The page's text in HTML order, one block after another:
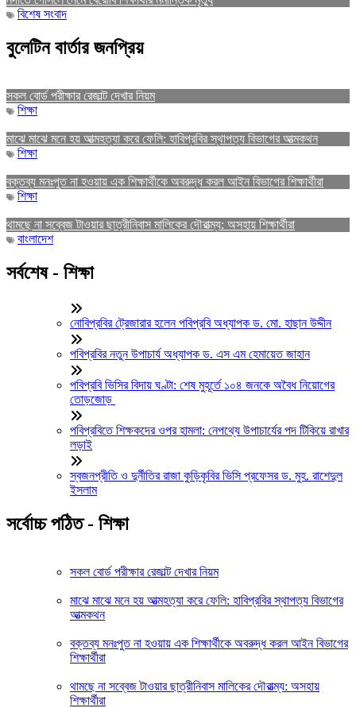
বিশেষ সংবাদ
বুলেটিন বার্তার জনপ্রিয়
সকল বোর্ড পরীক্ষার রেজাল্ট দেখার নিয়ম
শিক্ষা
মাঝে মাঝে মনে হয় আত্মহত্যা করে ফেলি: হাবিপ্রবির স্থাপত্য বিভাগের আত্মকথন
শিক্ষা
বক্তব্য মনঃপুত না হওয়ায় এক শিক্ষার্থীকে অবরুদ্ধ করল আইন বিভাগের শিক্ষার্থীরা
শিক্ষা
থামছে না সব্বেজ টাওয়ার ছাত্রীনিবাস মালিকের দৌরাত্ম্য: অসহায় শিক্ষার্থীরা
বাংলাদেশ
সর্বশেষ - শিক্ষা
নোবিপ্রবির ট্রেজারার হলেন পবিপ্রবি অধ্যাপক ড. মো. হাছান উদ্দীন
পবিপ্রবির নতুন উপাচার্য অধ্যাপক ড. এস এম হেমায়েত জাহান
পবিপ্রবি ভিসির বিদায় ঘণ্টা: শেষ মুহূর্তে ১০৪ জনকে অবৈধ নিয়োগের
তোড়জোড়
পবিপ্রবিতে শিক্ষকদের ওপর হামলা: নেপথ্যে উপাচার্যের পদ টিকিয়ে রাখার
লড়াই
স্বজনপ্রীতি ও দুর্নীতির রাজা কুড়িকৃবির ভিসি প্রফেসর ড. মুহ. রাশেদুল
ইসলাম
সর্বোচ্চ পঠিত - শিক্ষা
সকল বোর্ড পরীক্ষার রেজাল্ট দেখার নিয়ম
মাঝে মাঝে মনে হয় আত্মহত্যা করে ফেলি: হাবিপ্রবির স্থাপত্য বিভাগের
আত্মকথন
বক্তব্য মনঃপুত না হওয়ায় এক শিক্ষার্থীকে অবরুদ্ধ করল আইন বিভাগের
শিক্ষার্থীরা
থামছে না সব্বেজ টাওয়ার ছাত্রীনিবাস মালিকের দৌরাত্ম্য: অসহায়
শিক্ষার্থীরা